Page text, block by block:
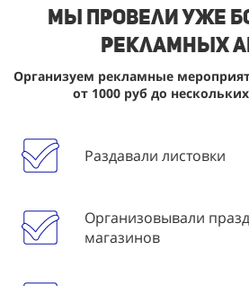
Мы Провели уже
рекламных
Организуем рекламные
от 1000 руб до
Раздавали листовки
Организовывали
магазинов